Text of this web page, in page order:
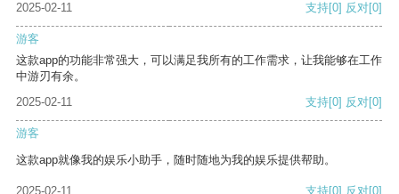
2025-02-11 支持[0] 反对[0]
游客
这款app的功能非常强大，可以满足我所有的工作需求，让我能够在工作
中游刃有余。
2025-02-11
支持[0] 反对[0]
游客
这款app就像我的娱乐小助手，随时随地为我的娱乐提供帮助。
2025-02-11 支持[0] 反对[0]